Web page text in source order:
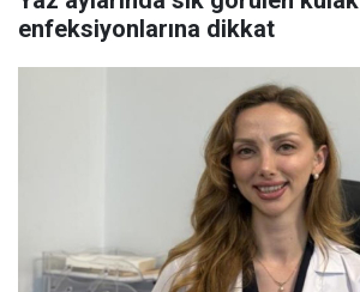
enfeksiyonlarına dikkat